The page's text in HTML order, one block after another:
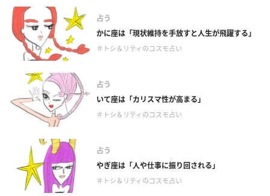
占う
かに座は「現状維持を手放すと人生が飛躍する」
＃トシ＆リティのコスモ占い
占う
いて座は「カリスマ性が高まる」
＃トシ＆リティのコスモ占い
占う
やぎ座は「人や仕事に振り回される」
＃トシ＆リティのコスモ占い